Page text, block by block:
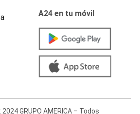
A24 en tu móvil
GRUPO AMERICA – Todos